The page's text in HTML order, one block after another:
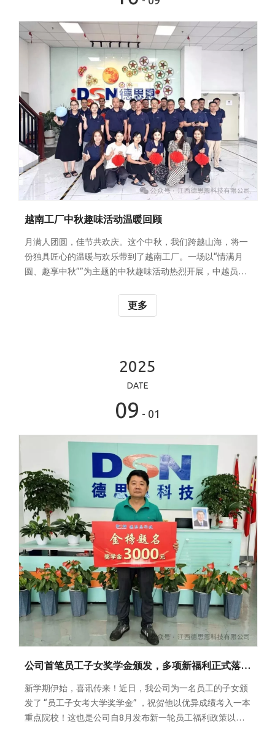
越南工厂中秋趣味活动温暖回顾
月满人团圆，佳节共欢庆。这个中秋，我们跨越山海，将一
份独具匠心的温暖与欢乐带到了越南工厂。一场以“情满月
圆、趣享中秋””为主题的中秋趣味活动热烈开展，中越员工
力，也加深了彼此的理解与情谊。 活动在轻松活泼的节奏中
拉开帷幕。“手口不一”、“一心二用”“趣味接力”等小游戏迅
最好的沟通方式。 活动中的各项游戏优胜者，均获得了精心
准备的惊喜礼品。每一份礼物不仅是对员工积极参与的鼓
励，也寄托着公司对两地团队并肩前行、共庆佳节的美好心
更多
2025
DATE
09 - 01
公司首笔员工子女奖学金颁发，多项新福利正式落地！
新学期伊始，喜讯传来！近日，我公司为一名员工的子女颁
发了 “员工子女考大学奖学金” ，祝贺他以优异成绩考入一本
重点院校！这也是公司自8月发布新一轮员工福利政策以